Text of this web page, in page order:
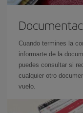
Cuando termines la
informarte de la
puedes consultar si
cualquier otro
vuelo.